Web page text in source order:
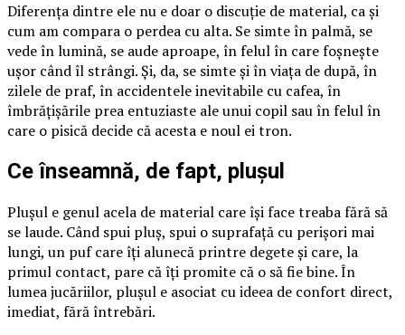
Diferența dintre ele nu e doar o discuție de material, ca și
cum am compara o perdea cu alta. Se simte în palmă, se
vede în lumină, se aude aproape, în felul în care foșnește
ușor când îl strângi. Și, da, se simte și în viața de după, în
zilele de praf, în accidentele inevitabile cu cafea, în
îmbrățișările prea entuziaste ale unui copil sau în felul în
care o pisică decide că acesta e noul ei tron.
Ce înseamnă, de fapt, plușul
Plușul e genul acela de material care își face treaba fără să
se laude. Când spui pluș, spui o suprafață cu perișori mai
lungi, un puf care îți alunecă printre degete și care, la
primul contact, pare că îți promite că o să fie bine. În
lumea jucăriilor, plușul e asociat cu ideea de confort direct,
imediat, fără întrebări.